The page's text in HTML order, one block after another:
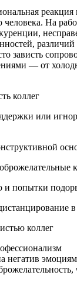
человека. На
зависть
— от
коллег
или
и попытки
коллег
негатив